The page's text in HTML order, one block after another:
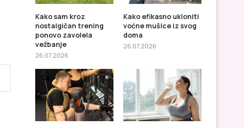
Kako sam kroz
nostalgičan trening
ponovo zavolela
vežbanje
26.07.2026
Kako efikasno ukloniti
voćne mušice iz svog
doma
26.07.2026